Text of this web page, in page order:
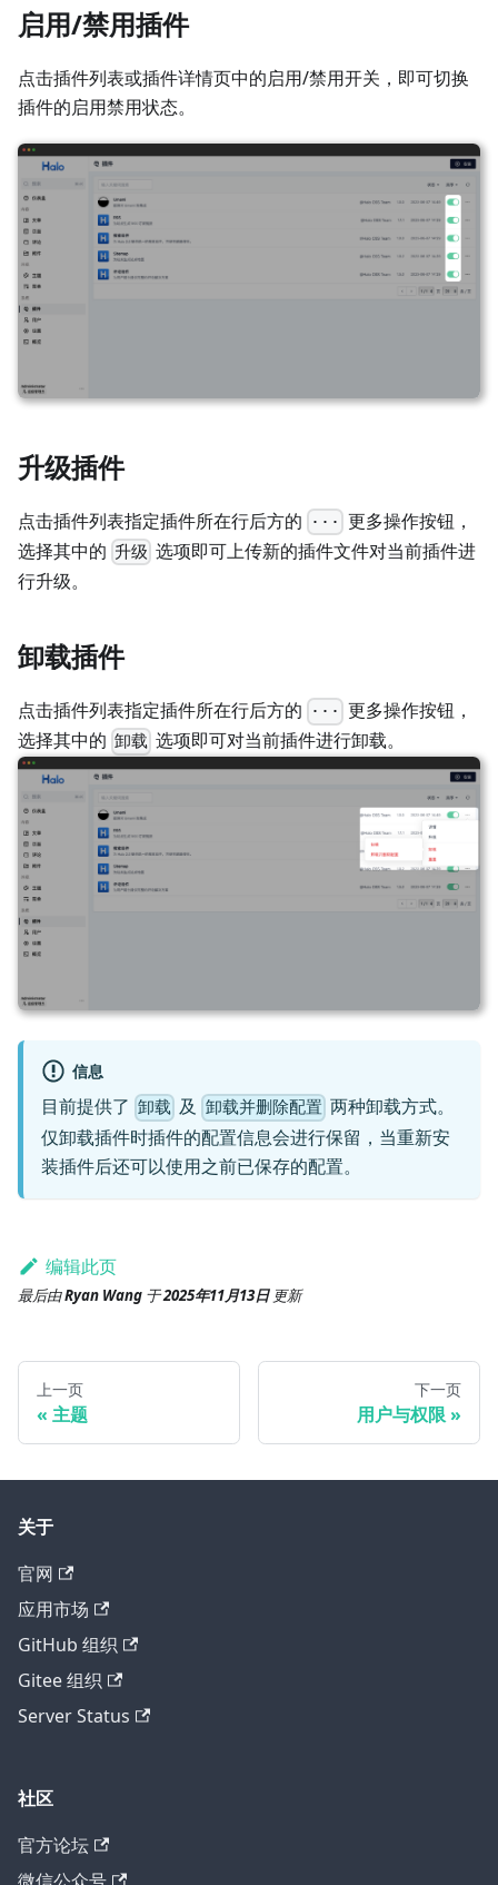
启用/禁用插件
点击插件列表或插件详情页中的启用/禁用开关，即可切换
插件的启用禁用状态。
升级插件
点击插件列表指定插件所在行后方的 ··· 更多操作按钮，
选择其中的 升级 选项即可上传新的插件文件对当前插件进
行升级。
卸载插件
点击插件列表指定插件所在行后方的 ··· 更多操作按钮，
选择其中的 卸载 选项即可对当前插件进行卸载。
信息
目前提供了 卸载 及 卸载并删除配置两种卸载方式。
仅卸载插件时插件的配置信息会进行保留，当重新安
装插件后还可以使用之前已保存的配置。
编辑此页
最后由Ryan Wang 于2025年11月13日 更新
上一页
主题
下一页
用户与权限
关于
官网
应用市场
GitHub 组织
Gitee 组织
Server Status
社区
官方论坛